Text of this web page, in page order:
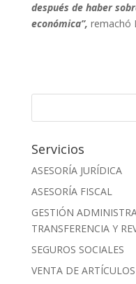
después de haber
económica”, remachó
Servicios
ASESORÍA JURÍDICA
ASESORÍA FISCAL
GESTIÓN
TRANSFERENCIA Y
SEGUROS SOCIALES
VENTA DE